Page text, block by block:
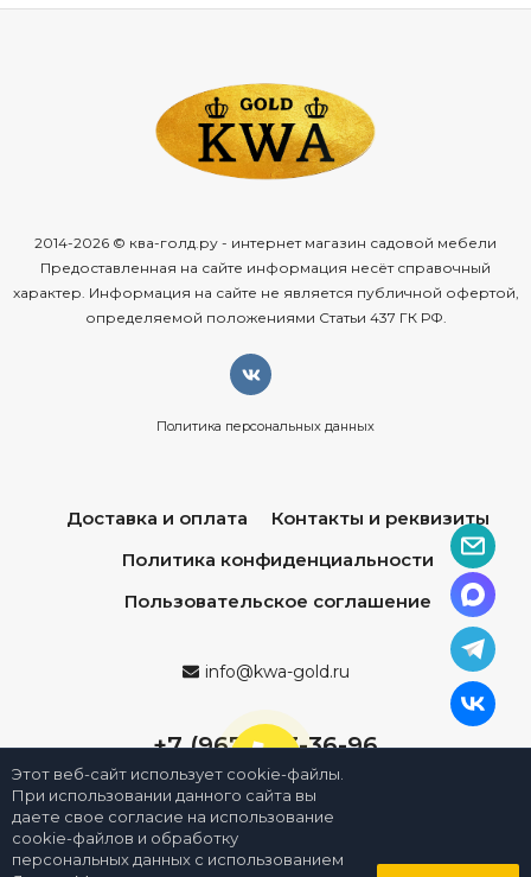
2014-2026 © ква-голд.ру - интернет магазин садовой мебели
Предоставленная на сайте информация несёт справочный
характер. Информация на сайте не является публичной офертой,
определяемой положениями Статьи 437 ГК РФ.
Политика персональных данных
Доставка и оплата
Контакты и реквизиты
Политика конфиденциальности
Пользовательское соглашение
info@kwa-gold.ru
+7 (967) 013-36-96
Этот веб-сайт использует cookie-файлы.
При использовании данного сайта вы
даете свое согласие на использование
cookie-файлов и обработку
персональных данных с использованием